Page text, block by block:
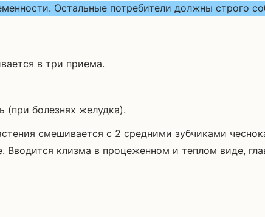
Остальные потребители должны строго
в три приема.
болезнях желудка).
смешивается с 2 средними зубчиками
клизма в процеженном и теплом виде,